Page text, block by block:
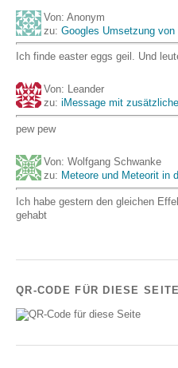
Von: Anonym
zu: Googles Umsetzung von
Ich finde easter eggs geil. Und
Von: Leander
zu: iMessage mit
pew pew
Von: Wolfgang Schwanke
zu: Meteore und Meteorit in
Ich habe gestern den gleichen
gehabt
QR-CODE FÜR DIESE SEITE